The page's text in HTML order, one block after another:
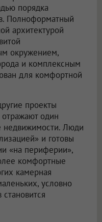
порядка
Полноформатный
архитектурой
окружением,
и комплексным
для комфортной
проекты
отражают один
недвижимости. Люди
и готовы
«на периферии»,
комфортные
камерная
условно